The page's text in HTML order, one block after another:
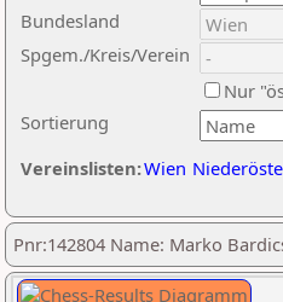
Sortierung
Bundesland
Spgem./Kreis/Verein
Nur
Vereinslisten:Wien
Pnr:142804 Name: Marko